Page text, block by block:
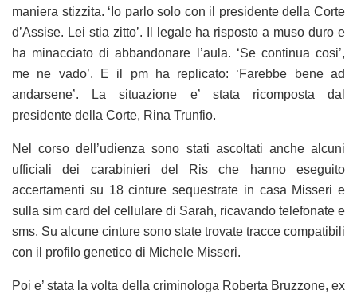
maniera stizzita. ‘Io parlo solo con il presidente della Corte
d’Assise. Lei stia zitto’. Il legale ha risposto a muso duro e
ha minacciato di abbandonare l’aula. ‘Se continua cosi’,
me ne vado’. E il pm ha replicato: ‘Farebbe bene ad
andarsene’. La situazione e’ stata ricomposta dal
presidente della Corte, Rina Trunfio.
Nel corso dell’udienza sono stati ascoltati anche alcuni
ufficiali dei carabinieri del Ris che hanno eseguito
accertamenti su 18 cinture sequestrate in casa Misseri e
sulla sim card del cellulare di Sarah, ricavando telefonate e
sms. Su alcune cinture sono state trovate tracce compatibili
con il profilo genetico di Michele Misseri.
Poi e’ stata la volta della criminologa Roberta Bruzzone, ex